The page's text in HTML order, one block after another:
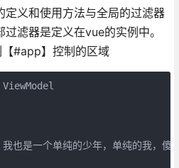
定义和使用方法与全局的过滤器
滤器是定义在vue的实例中。
#app】控制的区域
是一个单纯的少年，单纯的我，傻